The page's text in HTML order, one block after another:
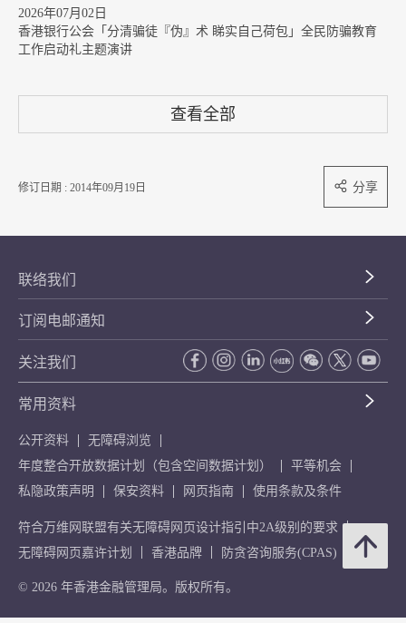
2026年07月02日
香港银行公会「分清骗徒『伪』术 睇实自己荷包」全民防骗教育
工作启动礼主题演讲
查看全部
修订日期 : 2014年09月19日 分享
联络我们
订阅电邮通知
关注我们
常用资料
公开资料
无障碍浏览
年度整合开放数据计划（包含空间数据计划）
平等机会
私隐政策声明
保安资料 网页指南 使用条款及条件
符合万维网联盟有关无障碍网页设计指引中2A级别的要求
无障碍网页嘉许计划
香港品牌 防贪咨询服务(CPAS)
© 2026 年香港金融管理局。版权所有。